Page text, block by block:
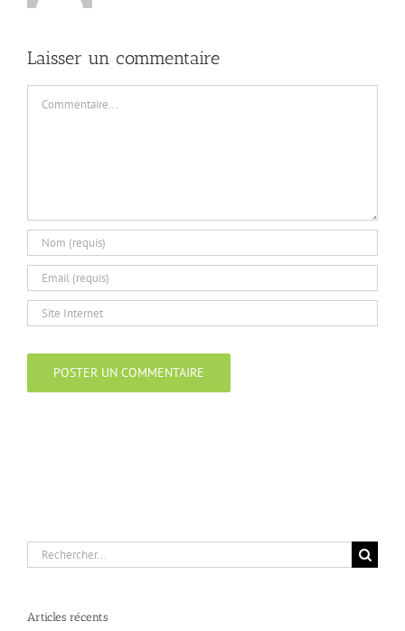
Laisser un commentaire
Rechercher:
Articles récents